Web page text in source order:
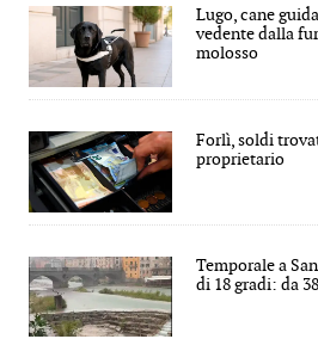
Lugo, cane
vedente dalla
molosso
Forlì, soldi
proprietario
Temporale a
di 18 gradi: da